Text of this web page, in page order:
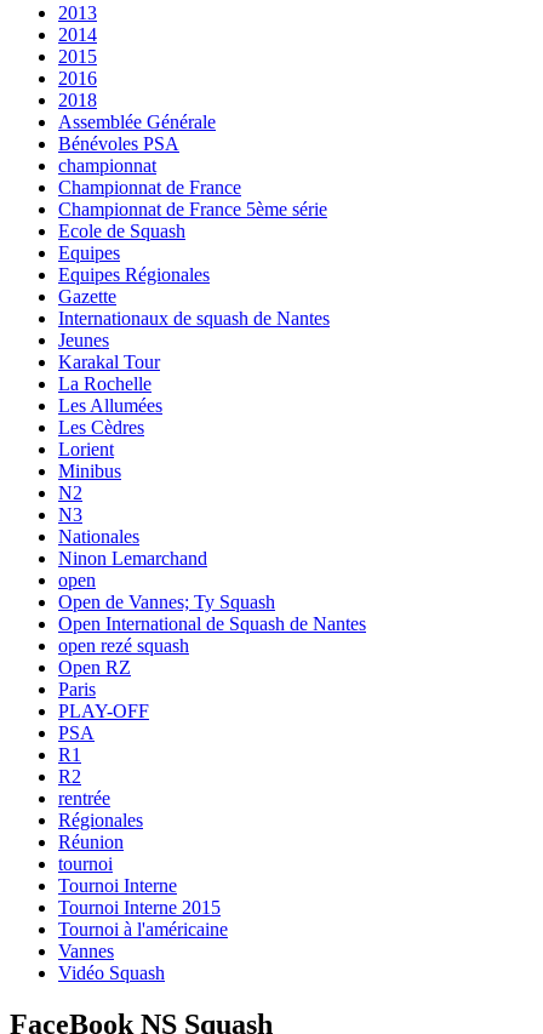
2013
2014
2015
2016
2018
Assemblée Générale
Bénévoles PSA
championnat
Championnat de France
Championnat de France 5ème série
Ecole de Squash
Equipes
Equipes Régionales
Gazette
Internationaux de squash de Nantes
Jeunes
Karakal Tour
La Rochelle
Les Allumées
Les Cèdres
Lorient
Minibus
N2
N3
Nationales
Ninon Lemarchand
open
Open de Vannes; Ty Squash
Open International de Squash de Nantes
open rezé squash
Open RZ
Paris
PLAY-OFF
PSA
R1
R2
rentrée
Régionales
Réunion
tournoi
Tournoi Interne
Tournoi Interne 2015
Tournoi à l'américaine
Vannes
Vidéo Squash
FaceBook NS Squash